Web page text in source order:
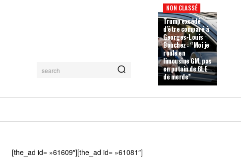
search
NON CLASSÉ
Trump excédé
d’être comparé à
Georges-Louis
Bouchez : “Moi je
roule en
limousine GM, pas
en putain de GLE
de merde”
[the_ad id= »61609″][the_ad id= »61081″]